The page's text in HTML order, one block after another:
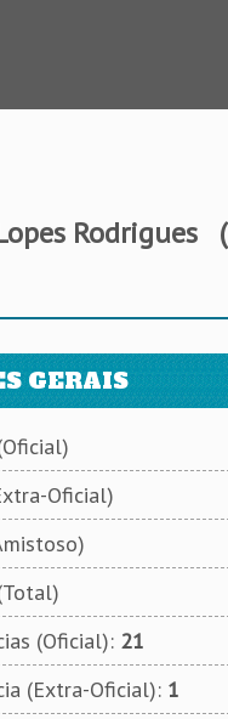
Rodrigues
GERAIS
Oficial)
(Oficial): 21
(Extra-Oficial): 1